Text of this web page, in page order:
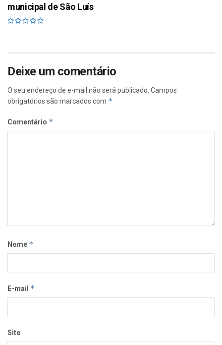
municipal de São Luís
Deixe um comentário
O seu endereço de e-mail não será publicado. Campos
obrigatórios são marcados com *
Comentário *
Nome *
E-mail *
Site